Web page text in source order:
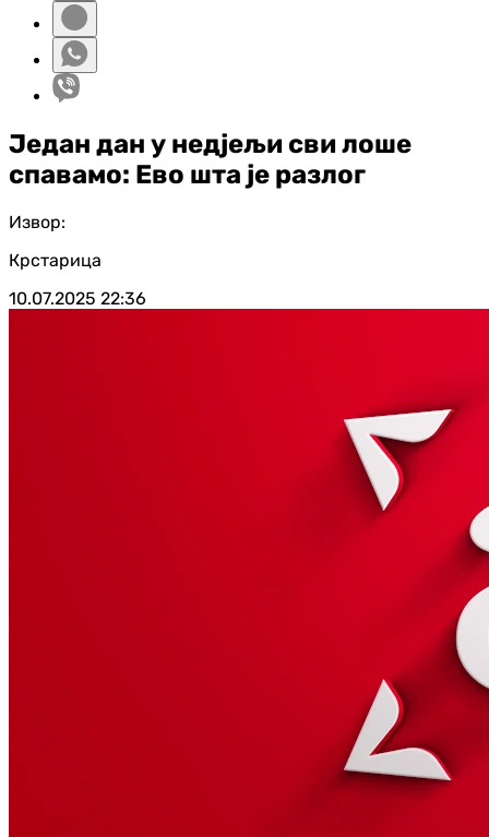
Један дан у недјељи сви лоше
спавамо: Ево шта је разлог
Извор:
Крстарица
10.07.2025 22:36